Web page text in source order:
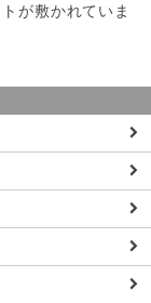
が敷かれていま